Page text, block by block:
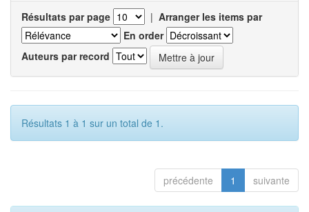
Résultats par page | Arranger les items par
En order
Auteurs par record
Résultats 1 à 1 sur un total de 1.
précédente 1 suivante